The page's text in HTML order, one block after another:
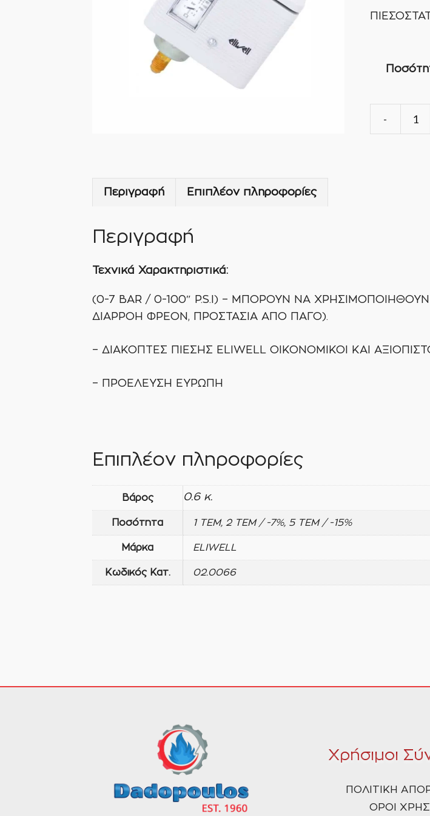
Περιγραφή Επιπλέον πληροφορίες
Περιγραφή
Τεχνικά Χαρακτηριστικά:
(0-7 BAR / 0-100″ P.S.I) – ΜΠΟΡΟΥΝ ΝΑ
ΔΙΑΡΡΟΗ ΦΡΕΟΝ, ΠΡΟΣΤΑΣΙΑ ΑΠΟ ΠΑΓΟ).
– ΔΙΑΚΟΠΤΕΣ ΠΙΕΣΗΣ ELIWELL ΟΙΚΟΝΟΜΙΚΟΙ ΚΑΙ
– ΠΡΟΕΛΕΥΣΗ ΕΥΡΩΠΗ
Επιπλέον πληροφορίες
Βάρος 0.6 κ.
Ποσότητα 1 ΤΕΜ, 2 ΤΕΜ / -7%, 5 ΤΕΜ / -15%
Μάρκα ELIWELL
Κωδικός Κατ. 02.0066
Χρήσιμοι
ΠΟΛΙΤΙΚΗ
ΟΡΟΙ